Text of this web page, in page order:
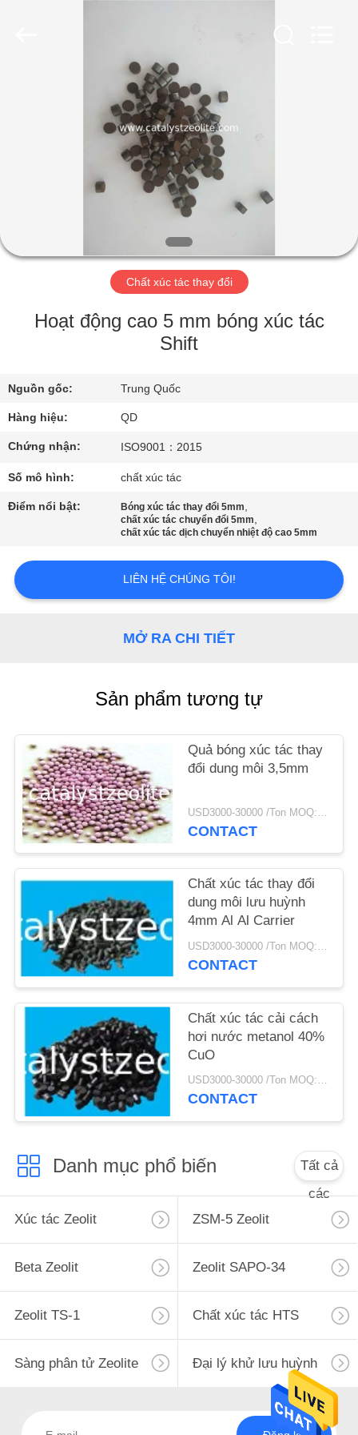
VỀ
TÔI
QUAN
NHÀ
MÁY
KIỂM
LƯỢNG
TIN
TỨC
CÁC
TRƯỜNG
HỢP
SƠ
TRANG
WEB
PRIVACY
POLICY
Chất xúc tác thay đổi
Hoạt động cao 5 mm bóng xúc tác
Shift
Nguồn gốc: Trung Quốc
Hàng hiệu: QD
Chứng nhận: ISO9001：2015
Số mô hình: chất xúc tác
Điểm nổi bật: Bóng xúc tác thay đổi 5mm,
chất xúc tác chuyển đổi 5mm,
chất xúc tác dịch chuyển nhiệt độ cao 5mm
LIÊN HỆ CHÚNG TÔI!
MỞ RA CHI TIẾT
Sản phẩm tương tự
Quả bóng xúc tác thay
đổi dung môi 3,5mm
USD3000-30000 /Ton MOQ:1 kg
CONTACT
Chất xúc tác thay đổi
dung môi lưu huỳnh
4mm Al Al Carrier
USD3000-30000 /Ton MOQ:1 kg
CONTACT
Chất xúc tác cải cách
hơi nước metanol 40%
CuO
USD3000-30000 /Ton MOQ:1 kg
CONTACT
Danh mục phổ biến
Tất cả
các
Xúc tác Zeolit
ZSM-5 Zeolit
Beta Zeolit Zeolit ​​SAPO-34
Zeolit ​​TS-1 Chất xúc tác HTS
Sàng phân tử Zeolite Đại lý khử lưu huỳnh